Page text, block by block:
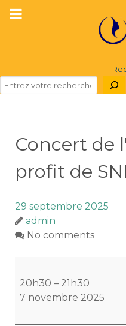
Concert de
profit de
29 septembre 2025
admin
No comments
de
l'Enéide
20h30 – 21h30
7 novembre 2025